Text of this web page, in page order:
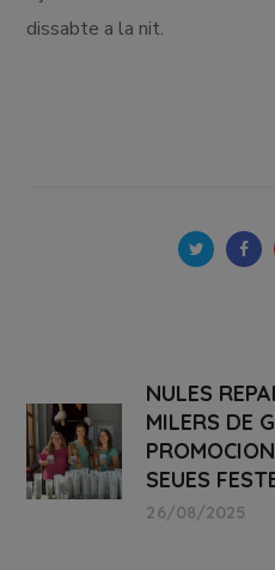
dissabte a la nit.
NULES
MILERS DE
SEUES
26/08/2025